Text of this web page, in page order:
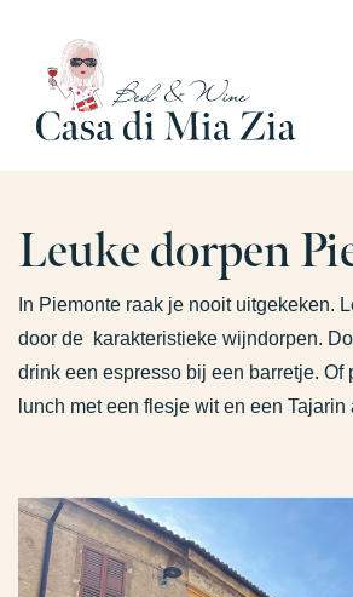
Leuke dorpen
In Piemonte raak je nooit uitgekeken.
door de karakteristieke wijndorpen.
drink een espresso bij een barretje. Of
lunch met een flesje wit en een Tajarin